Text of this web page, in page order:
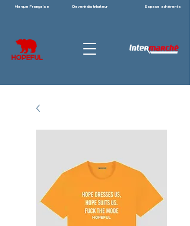
Marque Française Devenir distributeur Espace adhérents